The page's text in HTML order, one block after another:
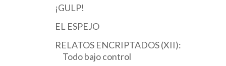
¡GULP!
EL ESPEJO
RELATOS ENCRIPTADOS (XII):
Todo bajo control